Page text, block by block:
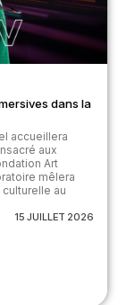
dans la
accueillera
aux
Art
mêlera
au
15 JUILLET 2026